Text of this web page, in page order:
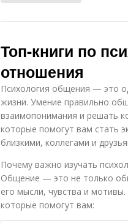
Топ-книги по
отношения
Психология общения — это
жизни. Умение правильно
взаимопонимания и решать
которые помогут вам стать
близкими, коллегами и
Почему важно изучать
Общение — это не только
его мысли, чувства и
которые помогут вам: